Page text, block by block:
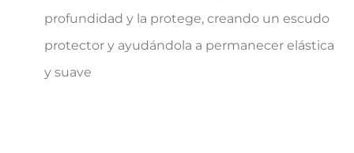
profundidad y la protege, creando un escudo
protector y ayudándola a permanecer elástica
y suave